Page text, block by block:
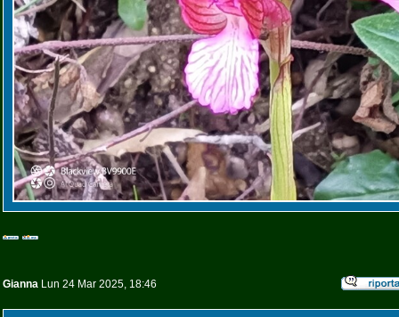
Gianna Lun 24 Mar 2025, 18:46